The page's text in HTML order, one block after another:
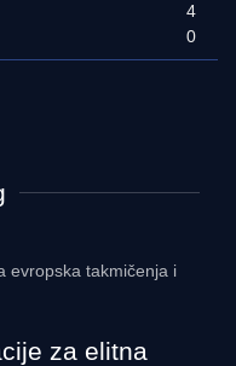
4
0
za elitna